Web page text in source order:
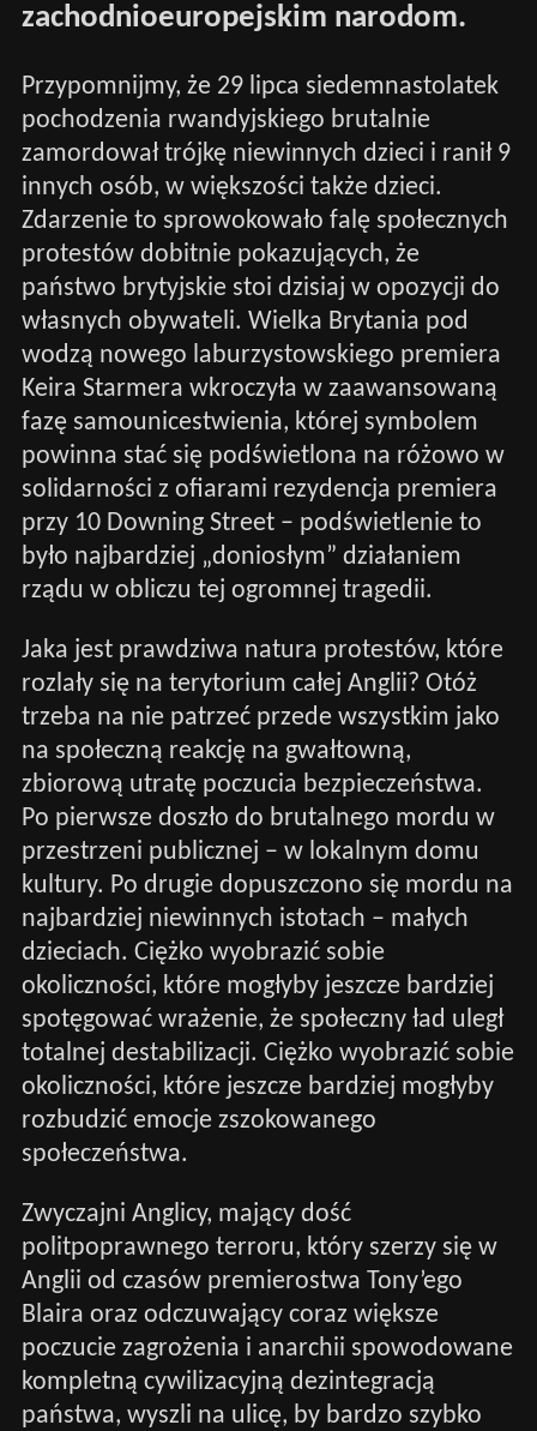
zachodnioeuropejskim narodom.
Przypomnijmy, że 29 lipca siedemnastolatek
pochodzenia rwandyjskiego brutalnie
zamordował trójkę niewinnych dzieci i ranił 9
innych osób, w większości także dzieci.
Zdarzenie to sprowokowało falę społecznych
protestów dobitnie pokazujących, że
państwo brytyjskie stoi dzisiaj w opozycji do
własnych obywateli. Wielka Brytania pod
wodzą nowego laburzystowskiego premiera
Keira Starmera wkroczyła w zaawansowaną
fazę samounicestwienia, której symbolem
powinna stać się podświetlona na różowo w
solidarności z ofiarami rezydencja premiera
przy 10 Downing Street – podświetlenie to
było najbardziej „doniosłym” działaniem
rządu w obliczu tej ogromnej tragedii.
Jaka jest prawdziwa natura protestów, które
rozlały się na terytorium całej Anglii? Otóż
trzeba na nie patrzeć przede wszystkim jako
na społeczną reakcję na gwałtowną,
zbiorową utratę poczucia bezpieczeństwa.
Po pierwsze doszło do brutalnego mordu w
przestrzeni publicznej – w lokalnym domu
kultury. Po drugie dopuszczono się mordu na
najbardziej niewinnych istotach – małych
dzieciach. Ciężko wyobrazić sobie
okoliczności, które mogłyby jeszcze bardziej
spotęgować wrażenie, że społeczny ład uległ
totalnej destabilizacji. Ciężko wyobrazić sobie
okoliczności, które jeszcze bardziej mogłyby
rozbudzić emocje zszokowanego
społeczeństwa.
Zwyczajni Anglicy, mający dość
politpoprawnego terroru, który szerzy się w
Anglii od czasów premierostwa Tony’ego
Blaira oraz odczuwający coraz większe
poczucie zagrożenia i anarchii spowodowane
kompletną cywilizacyjną dezintegracją
państwa, wyszli na ulicę, by bardzo szybko